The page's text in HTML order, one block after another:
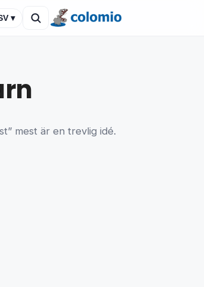
▾
mest är en trevlig idé.